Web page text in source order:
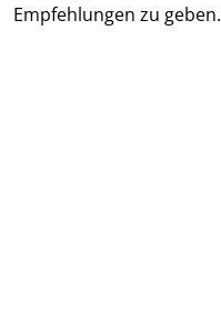
Empfehlungen zu geben.